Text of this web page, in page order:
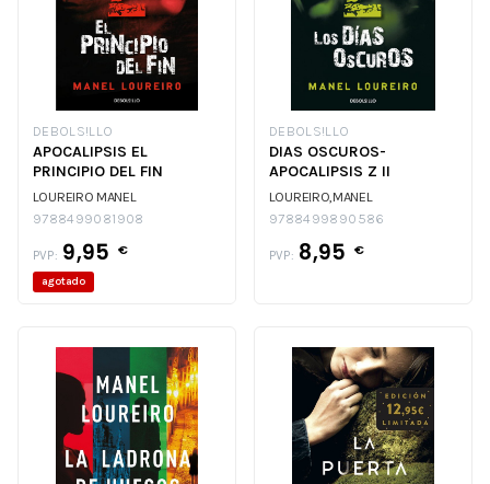
DEBOLS!LLO
APOCALIPSIS EL
PRINCIPIO DEL FIN
LOUREIRO MANEL
9788499081908
PVP: 9,95 €
agotado
DEBOLS!LLO
DIAS OSCUROS-
APOCALIPSIS Z II
LOUREIRO,MANEL
9788499890586
PVP: 8,95 €